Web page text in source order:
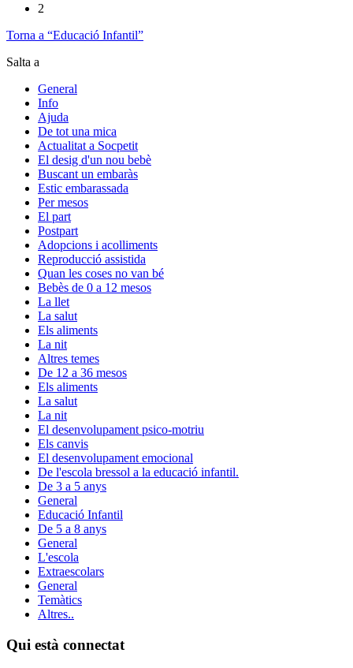
2
Torna a “Educació Infantil”
Salta a
General
Info
Ajuda
De tot una mica
Actualitat a Socpetit
El desig d'un nou bebè
Buscant un embaràs
Estic embarassada
Per mesos
El part
Postpart
Adopcions i acolliments
Reproducció assistida
Quan les coses no van bé
Bebès de 0 a 12 mesos
La llet
La salut
Els aliments
La nit
Altres temes
De 12 a 36 mesos
Els aliments
La salut
La nit
El desenvolupament psico-motriu
Els canvis
El desenvolupament emocional
De l'escola bressol a la educació infantil.
De 3 a 5 anys
General
Educació Infantil
De 5 a 8 anys
General
L'escola
Extraescolars
General
Temàtics
Altres..
Qui està connectat